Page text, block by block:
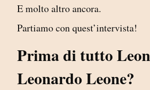
E molto altro ancora.
Partiamo con quest’intervista!
Prima di tutto
Leonardo Leone?